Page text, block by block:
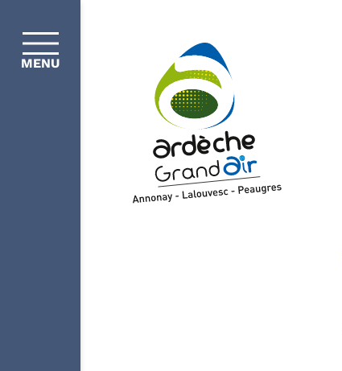
MENU